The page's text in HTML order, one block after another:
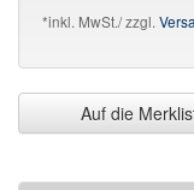
*inkl. MwSt./ zzgl.
Auf die